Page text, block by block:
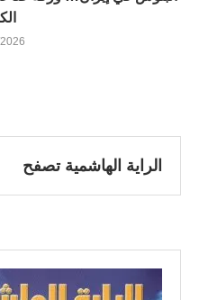
الراية الهاشمية تصفح